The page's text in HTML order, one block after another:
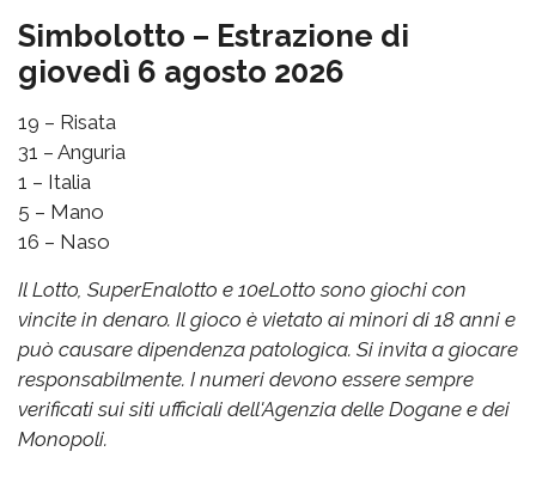
Simbolotto – Estrazione di
giovedì 6 agosto 2026
19 – Risata
31 – Anguria
1 – Italia
5 – Mano
16 – Naso
Il Lotto, SuperEnalotto e 10eLotto sono giochi con
vincite in denaro. Il gioco è vietato ai minori di 18 anni e
può causare dipendenza patologica. Si invita a giocare
responsabilmente. I numeri devono essere sempre
verificati sui siti ufficiali dell'Agenzia delle Dogane e dei
Monopoli.